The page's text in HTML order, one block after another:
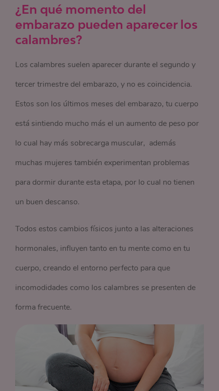
¿En qué momento del
embarazo pueden aparecer los
calambres?
Los calambres suelen aparecer durante el segundo y
tercer trimestre del embarazo, y no es coincidencia.
Estos son los últimos meses del embarazo, tu cuerpo
está sintiendo mucho más el un aumento de peso por
lo cual hay más sobrecarga muscular, además
muchas mujeres también experimentan problemas
para dormir durante esta etapa, por lo cual no tienen
un buen descanso.
Todos estos cambios físicos junto a las alteraciones
hormonales, influyen tanto en tu mente como en tu
cuerpo, creando el entorno perfecto para que
incomodidades como los calambres se presenten de
forma frecuente.